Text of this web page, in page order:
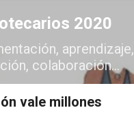
principal
2020
aprendizaje,
colaboración...
vale millones